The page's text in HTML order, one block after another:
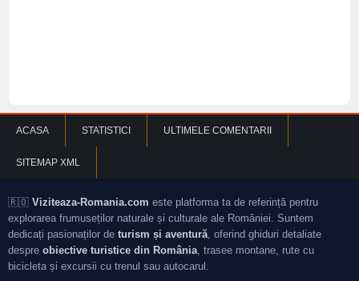
ACASA STATISTICI ULTIMELE COMENTARII
SITEMAP XML
🇷🇴 Viziteaza-Romania.com este platforma ta de referință pentru
explorarea frumuseților naturale și culturale ale României. Suntem
dedicați pasionaților de turism și aventură, oferind ghiduri detaliate
despre obiective turistice din România, trasee montane, rute cu
bicicleta și excursii cu trenul sau autocarul.